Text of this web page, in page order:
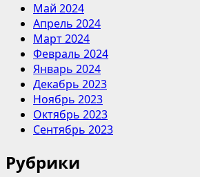
Май 2024
Апрель 2024
Март 2024
Февраль 2024
Январь 2024
Декабрь 2023
Ноябрь 2023
Октябрь 2023
Сентябрь 2023
Рубрики